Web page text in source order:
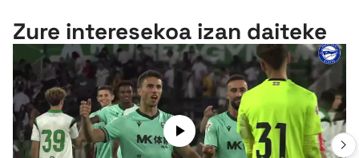
Zure interesekoa izan daiteke